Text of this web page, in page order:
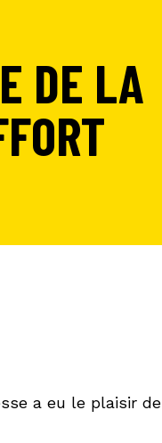
DE LA
a eu le plaisir de